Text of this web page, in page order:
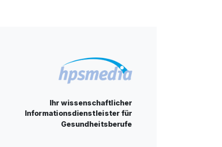
Ihr wissenschaftlicher
Informationsdienstleister für
Gesundheitsberufe